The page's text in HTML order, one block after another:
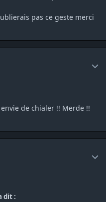
pas ce geste merci
de chialer !! Merde !!
dit :